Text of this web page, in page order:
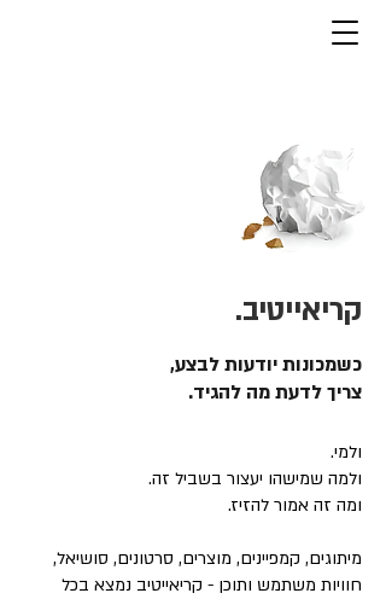
קריאייטיב.
כשמכונות יודעות לבצע,
צריך לדעת מה להגיד.
ולמי.
ולמה שמישהו יעצור בשביל זה.
ומה זה אמור להזיז.
מיתוגים, קמפיינים, מוצרים, סרטונים, סושיאל,
חוויות משתמש ותוכן - קריאייטיב נמצא בכל